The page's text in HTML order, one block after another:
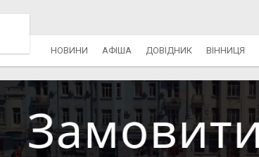
НОВИНИ АФІША ДОВІДНИК ВІННИЦЯ